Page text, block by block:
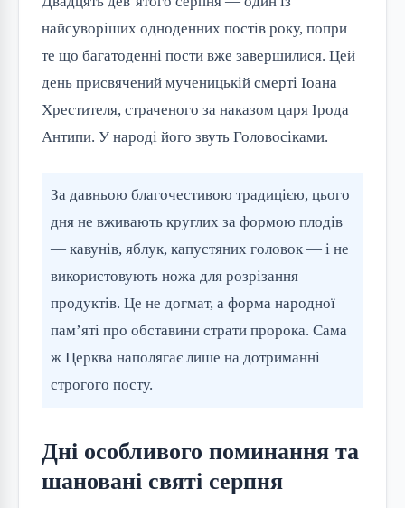
найсуворіших одноденних постів року, попри
те що багатоденні пости вже завершилися. Цей
день присвячений мученицькій смерті Іоана
Хрестителя, страченого за наказом царя Ірода
Антипи. У народі його звуть Головосіками.
За давньою благочестивою традицією, цього
дня не вживають круглих за формою плодів
— кавунів, яблук, капустяних головок — і не
використовують ножа для розрізання
продуктів. Це не догмат, а форма народної
пам’яті про обставини страти пророка. Сама
ж Церква наполягає лише на дотриманні
строгого посту.
Дні особливого поминання та
шановані святі серпня